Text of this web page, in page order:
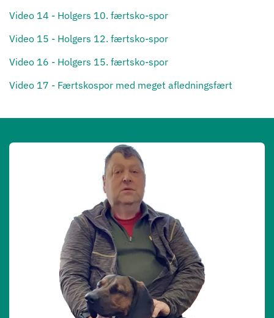
Video 14 - Holgers 10. færtsko-spor
Video 15 - Holgers 12. færtsko-spor
Video 16 - Holgers 15. færtsko-spor
Video 17 - Færtskospor med meget afledningsfært